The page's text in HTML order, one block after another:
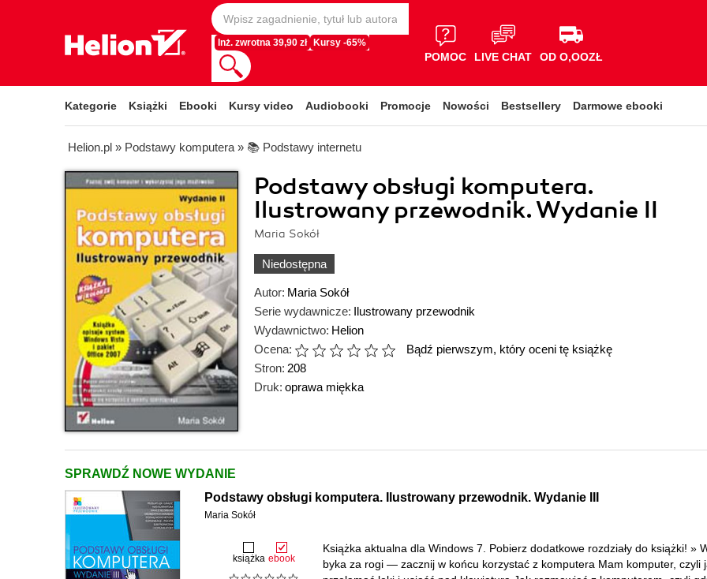
Inż. zwrotna 39,90 zł Kursy -65%
POMOC LIVE CHAT OD O,OOZŁ
Kategorie Książki Ebooki Kursy video Audiobooki Promocje Nowości Bestsellery Darmowe ebooki
Helion.pl » Podstawy komputera » 📚 Podstawy internetu
Podstawy obsługi komputera.
Ilustrowany przewodnik. Wydanie II
Maria Sokół
Niedostępna
Autor: Maria Sokół
Serie wydawnicze: Ilustrowany przewodnik
Wydawnictwo: Helion
Ocena:
Bądź pierwszym, który oceni tę książkę
Stron: 208
Druk: oprawa miękka
SPRAWDŹ NOWE WYDANIE
Podstawy obsługi komputera. Ilustrowany przewodnik. Wydanie III
Maria Sokół
książka ebook
Książka aktualna dla Windows 7. Pobierz dodatkowe rozdziały do książki! »
byka za rogi — zacznij w końcu korzystać z komputera Mam komputer, czyli